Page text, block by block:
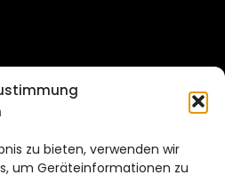
zu bieten, verwenden wir
um Geräteinformationen zu